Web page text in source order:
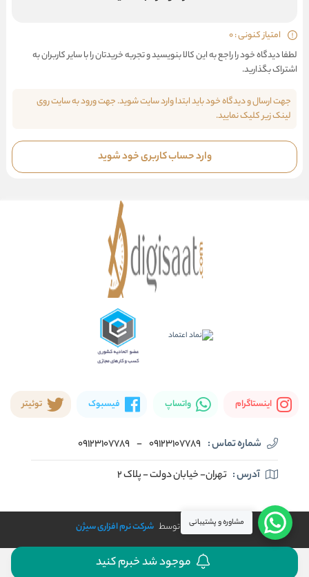
امتیاز کنونی : 0
لطفا دیدگاه خود را راجع به این کالا بنویسید و تجربه خریدتان را با سایر کاربران به
اشتراک بگذارید.
جهت ارسال و دیدگاه خود باید ابتدا وارد سایت شوید. جهت ورود به سایت روی
لینک زیر کلیک نمایید.
وارد حساب کاربری خود شوید
اینستاگرام واتساپ فیسبوک توئیتر
شماره تماس : 09123107789
-
09123107789
آدرس : تهران- خیابان دولت - پلاک ۲
طراحی و توسعه توسط شرکت نرم افزاری سیژن مشاوره و پشتیبانی